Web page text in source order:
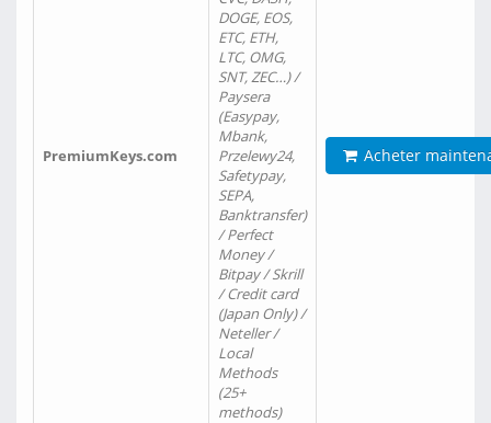
PremiumKeys.com
DOGE, EOS,
ETC, ETH,
LTC, OMG,
SNT, ZEC…) /
Paysera
(Easypay,
Mbank,
Przelewy24,
Safetypay,
SEPA,
Banktransfer)
/ Perfect
Money /
Bitpay / Skrill
/ Credit card
(Japan Only) /
Neteller /
Local
Methods
(25+
methods)
Acheter